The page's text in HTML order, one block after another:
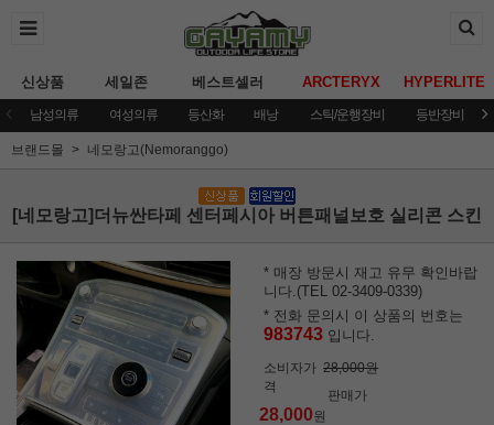
신상품 세일존 베스트셀러 ARCTERYX HYPERLITE
남성의류 여성의류 등산화 배낭 스틱/운행장비 등반장비
브랜드몰 네모랑고(Nemoranggo)
[네모랑고]더뉴싼타페 센터페시아 버튼패널보호 실리콘 스킨
* 매장 방문시 재고 유무 확인바랍
니다.(TEL 02-3409-0339)
* 전화 문의시 이 상품의 번호는
983743 입니다.
소비자가
격
28,000원
판매가
28,000원